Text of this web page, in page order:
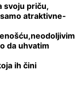
svoju priču,
atraktivne-
da uhvatim
ih čini